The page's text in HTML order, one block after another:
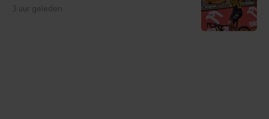
3 uur geleden